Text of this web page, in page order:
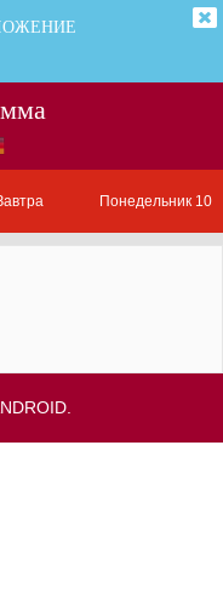
Понедельник 10